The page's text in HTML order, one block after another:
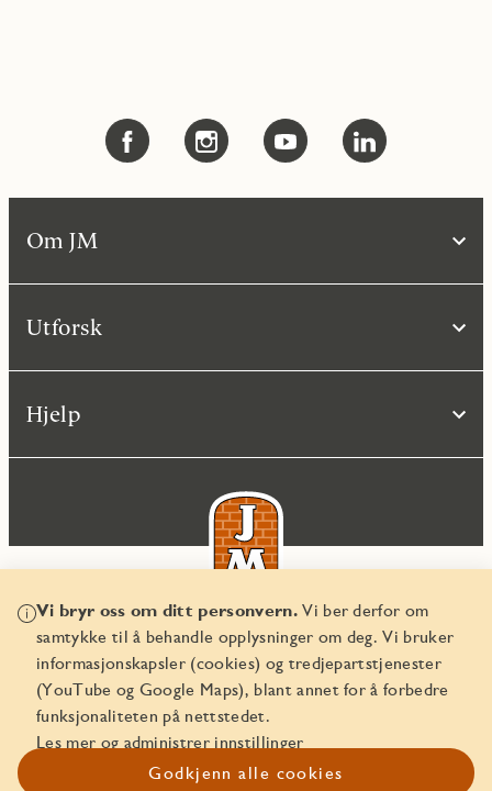
Vi bryr oss om ditt personvern.Vi ber derfor om
samtykke til å behandle opplysninger om deg. Vi bruker
informasjonskapsler (cookies) og tredjepartstjenester
(YouTube og Google Maps), blant annet for å forbedre
funksjonaliteten på nettstedet.
Les mer og administrer innstillinger
Godkjenn alle cookies
Om JM
Utforsk
Hjelp
© JM Norge AS 2026
Organisasjonsnummer 829 350 122